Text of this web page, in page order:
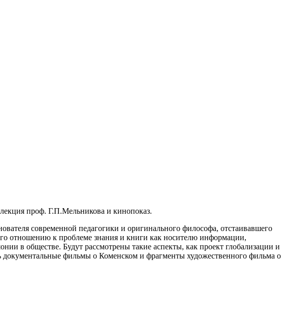
проф. Г.П.Мельникова и кинопоказ.
современной педагогики и оригинального философа, отстаивавшего
отношению к проблеме знания и книги как носителю информации,
в обществе. Будут рассмотрены такие аспекты, как проект глобализации и
фильмы о Коменском и фрагменты художественного фильма о